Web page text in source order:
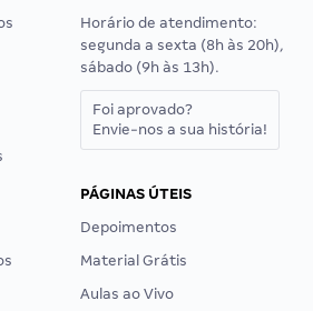
Horário de atendimento:
segunda a sexta (8h às 20h),
sábado (9h às 13h).
Foi aprovado?
Envie-nos a sua história!
PÁGINAS ÚTEIS
Depoimentos
Material Grátis
Aulas ao Vivo